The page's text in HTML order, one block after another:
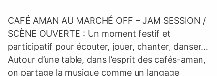
CAFÉ AMAN AU MARCHÉ OFF – JAM SESSION /
SCÈNE OUVERTE : Un moment festif et
participatif pour écouter, jouer, chanter, danser…
Autour d’une table, dans l’esprit des cafés-aman,
on partage la musique comme un langage